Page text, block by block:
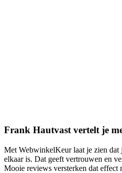
Frank Hautvast vertelt je
Met WebwinkelKeur laat je zien
elkaar is. Dat geeft vertrouwen en
Mooie reviews versterken dat effect